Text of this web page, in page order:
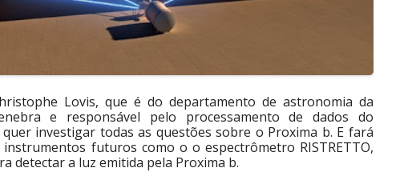
Lovis, que é do departamento de astronomia da
e responsável pelo processamento de dados do
quer investigar todas as questões sobre o Proxima b. E fará
futuros como o o espectrômetro RISTRETTO,
detectar a luz emitida pela Proxima b.